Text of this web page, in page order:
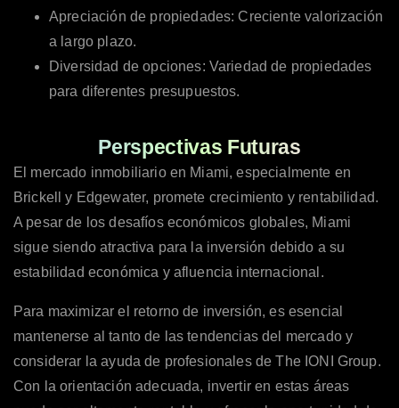
Apreciación de propiedades: Creciente valorización
a largo plazo.
Diversidad de opciones: Variedad de propiedades
para diferentes presupuestos.
Perspectivas Futuras
El mercado inmobiliario en Miami, especialmente en
Brickell y Edgewater, promete crecimiento y rentabilidad.
A pesar de los desafíos económicos globales, Miami
sigue siendo atractiva para la inversión debido a su
estabilidad económica y afluencia internacional.
Para maximizar el retorno de inversión, es esencial
mantenerse al tanto de las tendencias del mercado y
considerar la ayuda de profesionales de The IONI Group.
Con la orientación adecuada, invertir en estas áreas